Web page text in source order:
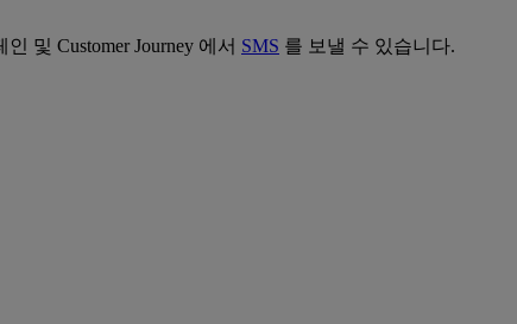
및 Customer Journey 에서 SMS 를 보낼 수 있습니다.